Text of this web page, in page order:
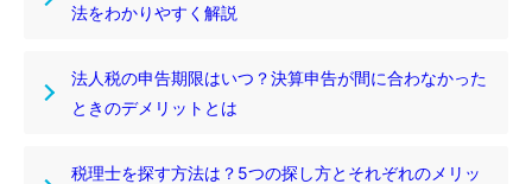
法をわかりやすく解説
法人税の申告期限はいつ？決算申告が間に合わなかった
ときのデメリットとは
税理士を探す方法は？5つの探し方とそれぞれのメリッ